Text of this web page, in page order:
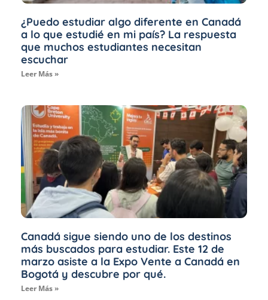
¿Puedo estudiar algo diferente en Canadá
a lo que estudié en mi país? La respuesta
que muchos estudiantes necesitan
escuchar
Leer Más »
Canadá sigue siendo uno de los destinos
más buscados para estudiar. Este 12 de
marzo asiste a la Expo Vente a Canadá en
Bogotá y descubre por qué.
Leer Más »